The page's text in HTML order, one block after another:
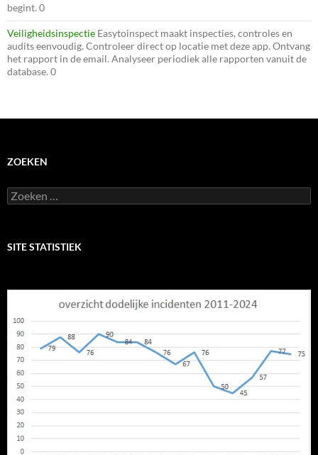
begint. 0
Veiligheidsinspectie Easytoinspect maakt inspecties, controles en
audits eenvoudig. Controleer direct op locatie met deze app. Ontvang
het rapport in de email. Analyseer periodiek alle rapporten vanuit de
database. 0
ZOEKEN
Zoeken
naar:
SITE STATISTIEK